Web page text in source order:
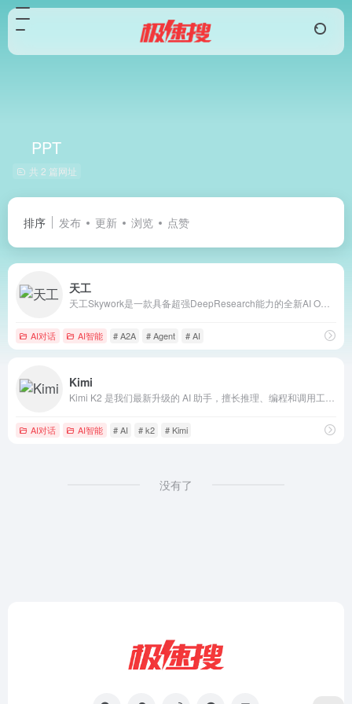
PPT
共 2 篇网址
排序 发布 更新 浏览 点赞
天工
AI对话 AI智能 # A2A # Agent # AI
Kimi
AI对话 AI智能 # AI # k2 # Kimi
没有了